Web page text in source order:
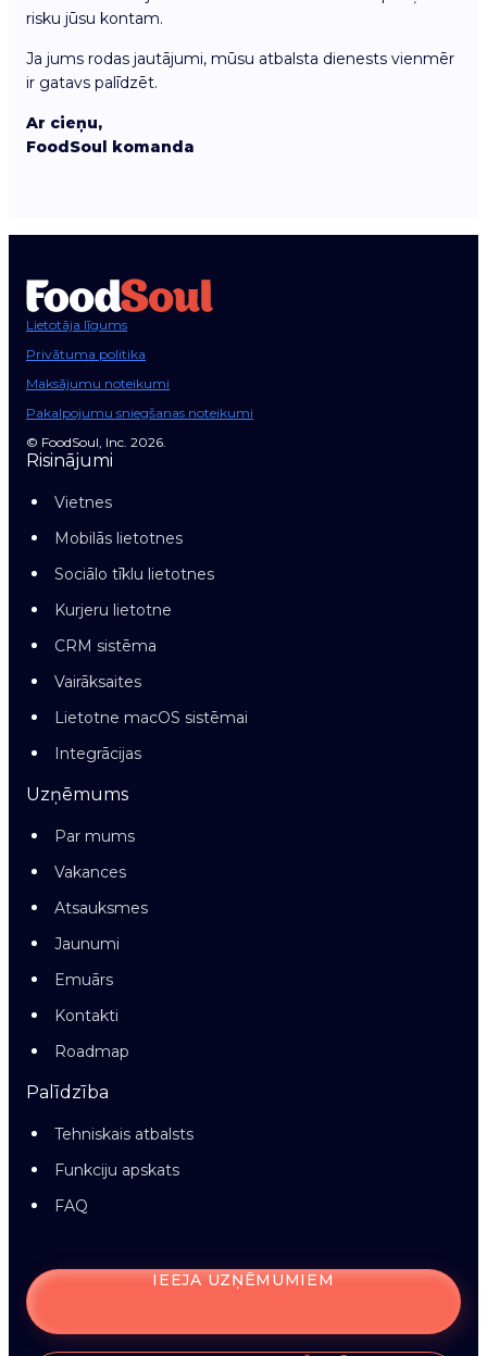
risku jūsu kontam.
Ja jums rodas jautājumi, mūsu atbalsta dienests vienmēr
ir gatavs palīdzēt.
Ar cieņu,
FoodSoul komanda
Lietotāja līgums
Privātuma politika
Maksājumu noteikumi
Pakalpojumu sniegšanas noteikumi
© FoodSoul, Inc. 2026.
Risinājumi
Vietnes
Mobilās lietotnes
Sociālo tīklu lietotnes
Kurjeru lietotne
CRM sistēma
Vairāksaites
Lietotne macOS sistēmai
Integrācijas
Uzņēmums
Par mums
Vakances
Atsauksmes
Jaunumi
Emuārs
Kontakti
Roadmap
Palīdzība
Tehniskais atbalsts
Funkciju apskats
FAQ
IEEJA UZŅĒMUMIEM